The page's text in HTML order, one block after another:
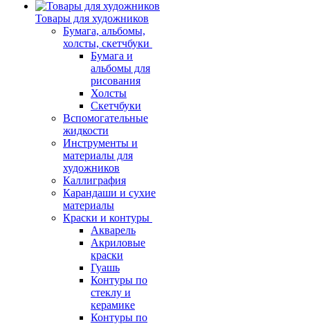
Товары для художников
Бумага, альбомы,
холсты, скетчбуки
Бумага и
альбомы для
рисования
Холсты
Скетчбуки
Вспомогательные
жидкости
Инструменты и
материалы для
художников
Каллиграфия
Карандаши и сухие
материалы
Краски и контуры
Акварель
Акриловые
краски
Гуашь
Контуры по
стеклу и
керамике
Контуры по